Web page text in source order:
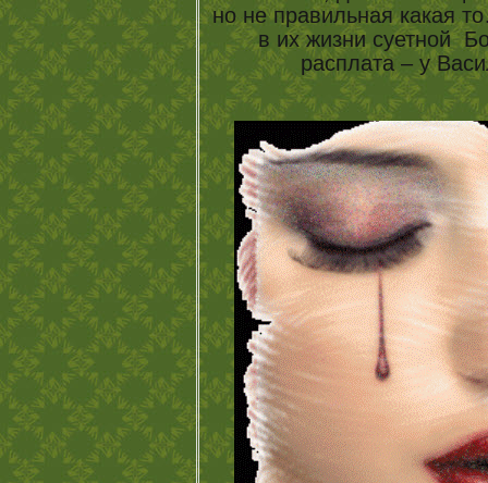
но не правильная какая
в их жизни суетной
расплата – у